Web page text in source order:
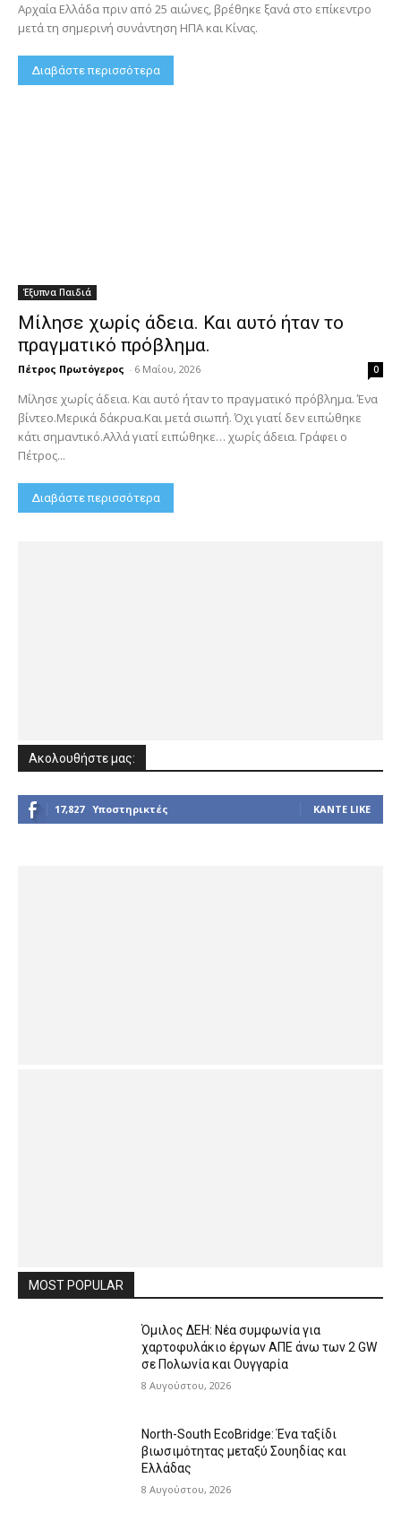
Αρχαία Ελλάδα πριν από 25 αιώνες, βρέθηκε ξανά στο επίκεντρο
μετά τη σημερινή συνάντηση ΗΠΑ και Κίνας.
Διαβάστε περισσότερα
Έξυπνα Παιδιά
Μίλησε χωρίς άδεια. Και αυτό ήταν το
πραγματικό πρόβλημα.
Πέτρος Πρωτόγερος - 6 Μαΐου, 2026 0
Μίλησε χωρίς άδεια. Και αυτό ήταν το πραγματικό πρόβλημα. Ένα
βίντεο.Μερικά δάκρυα.Και μετά σιωπή. Όχι γιατί δεν ειπώθηκε
κάτι σημαντικό.Αλλά γιατί ειπώθηκε… χωρίς άδεια. Γράφει ο
Πέτρος...
Διαβάστε περισσότερα
Ακολουθήστε μας:
17,827 Υποστηρικτές ΚΆΝΤΕ LIKE
MOST POPULAR
Όμιλος ΔΕΗ: Νέα συμφωνία για
χαρτοφυλάκιο έργων ΑΠΕ άνω των 2 GW
σε Πολωνία και Ουγγαρία
8 Αυγούστου, 2026
North-South EcoBridge: Ένα ταξίδι
βιωσιμότητας μεταξύ Σουηδίας και
Ελλάδας
8 Αυγούστου, 2026